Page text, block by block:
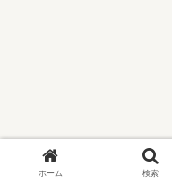
ホーム 検索